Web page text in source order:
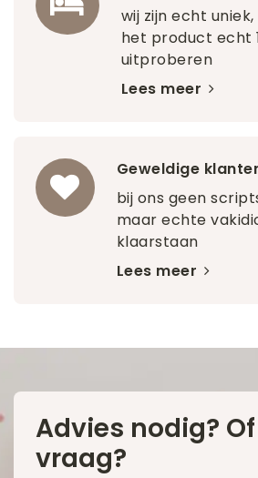
wij zijn echt
het product echt
uitproberen
Lees meer
Geweldige
bij ons geen
maar echte
klaarstaan
Lees meer
Advies nodig?
vraag?